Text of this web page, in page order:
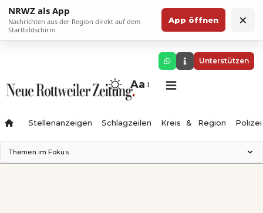
NRWZ als App
Nachrichten aus der Region direkt auf dem
Startbildschirm.
App öffnen ×
Unterstützen
Aa
Stellenanzeigen Schlagzeilen Kreis & Region Polizei
Themen im Fokus